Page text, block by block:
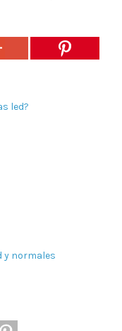
led?
y normales